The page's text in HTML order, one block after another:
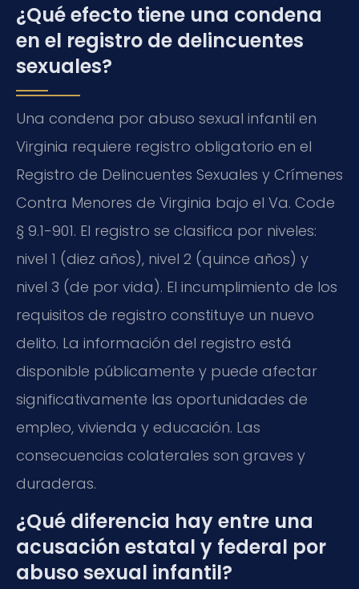
¿Qué efecto tiene una condena
en el registro de delincuentes
sexuales?
Una condena por abuso sexual infantil en
Virginia requiere registro obligatorio en el
Registro de Delincuentes Sexuales y Crímenes
Contra Menores de Virginia bajo el Va. Code
§ 9.1-901. El registro se clasifica por niveles:
nivel 1 (diez años), nivel 2 (quince años) y
nivel 3 (de por vida). El incumplimiento de los
requisitos de registro constituye un nuevo
delito. La información del registro está
disponible públicamente y puede afectar
significativamente las oportunidades de
empleo, vivienda y educación. Las
consecuencias colaterales son graves y
duraderas.
¿Qué diferencia hay entre una
acusación estatal y federal por
abuso sexual infantil?